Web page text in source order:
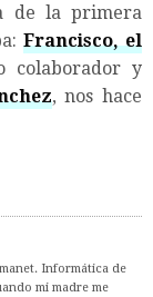
de la primera
Francisco, el
colaborador y
, nos hace
Informática de
mi madre me